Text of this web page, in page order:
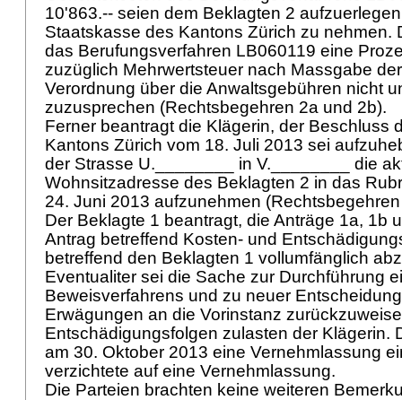
10'863.-- seien dem Beklagten 2
Staatskasse des Kantons Zürich zu nehmen.
das Berufungsverfahren LB060119 eine
zuzüglich Mehrwertsteuer nach Massgabe
Verordnung über die Anwaltsgebühren nicht
zuzusprechen (Rechtsbegehren 2a und 2b).
Ferner beantragt die Klägerin, der Beschluss
Kantons Zürich vom 18. Juli 2013 sei
der Strasse U.________ in V.________ die
Wohnsitzadresse des Beklagten 2 in das
24. Juni 2013 aufzunehmen
Der Beklagte 1 beantragt, die Anträge 1a, 1b
Antrag betreffend Kosten- und
betreffend den Beklagten 1 vollumfänglich
Eventualiter sei die Sache zur Durchführung
Beweisverfahrens und zu neuer
Erwägungen an die Vorinstanz
Entschädigungsfolgen zulasten der Klägerin.
am 30. Oktober 2013 eine Vernehmlassung
verzichtete auf eine Vernehmlassung.
Die Parteien brachten keine weiteren